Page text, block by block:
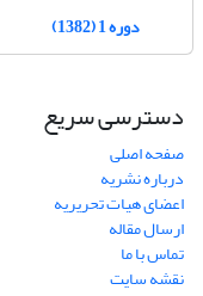
دوره 1 (1382)
دسترسی سریع
صفحه اصلی
درباره نشریه
اعضای هیات تحریریه
ارسال مقاله
تماس با ما
نقشه سایت